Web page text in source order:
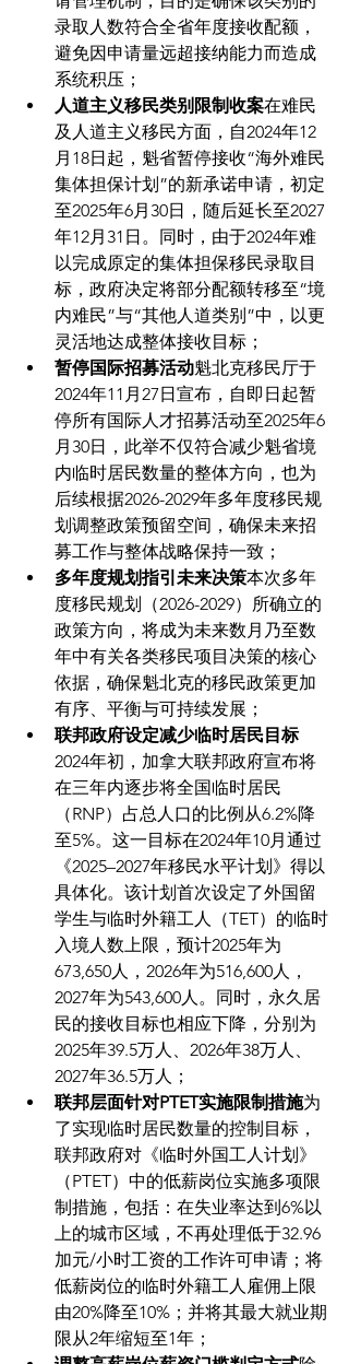
录取人数符合全省年度接收配额，
避免因申请量远超接纳能力而造成
系统积压；
人道主义移民类别限制收案在难民
及人道主义移民方面，自2024年12
月18日起，魁省暂停接收“海外难民
集体担保计划”的新承诺申请，初定
至2025年6月30日，随后延长至2027
年12月31日。同时，由于2024年难
以完成原定的集体担保移民录取目
标，政府决定将部分配额转移至“境
内难民”与“其他人道类别”中，以更
灵活地达成整体接收目标；
暂停国际招募活动魁北克移民厅于
2024年11月27日宣布，自即日起暂
停所有国际人才招募活动至2025年6
月30日，此举不仅符合减少魁省境
内临时居民数量的整体方向，也为
后续根据2026-2029年多年度移民规
划调整政策预留空间，确保未来招
募工作与整体战略保持一致；
多年度规划指引未来决策本次多年
度移民规划（2026-2029）所确立的
政策方向，将成为未来数月乃至数
年中有关各类移民项目决策的核心
依据，确保魁北克的移民政策更加
有序、平衡与可持续发展；
联邦政府设定减少临时居民目标
2024年初，加拿大联邦政府宣布将
在三年内逐步将全国临时居民
（RNP）占总人口的比例从6.2%降
至5%。这一目标在2024年10月通过
《2025–2027年移民水平计划》得以
具体化。该计划首次设定了外国留
学生与临时外籍工人（TET）的临时
入境人数上限，预计2025年为
673,650人，2026年为516,600人，
2027年为543,600人。同时，永久居
民的接收目标也相应下降，分别为
2025年39.5万人、2026年38万人、
2027年36.5万人；
联邦层面针对PTET实施限制措施为
了实现临时居民数量的控制目标，
联邦政府对《临时外国工人计划》
（PTET）中的低薪岗位实施多项限
制措施，包括：在失业率达到6%以
上的城市区域，不再处理低于32.96
加元/小时工资的工作许可申请；将
低薪岗位的临时外籍工人雇佣上限
由20%降至10%；并将其最大就业期
限从2年缩短至1年；